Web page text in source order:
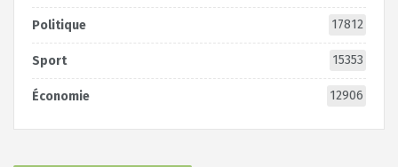
Politique 17812
Sport 15353
Économie 12906